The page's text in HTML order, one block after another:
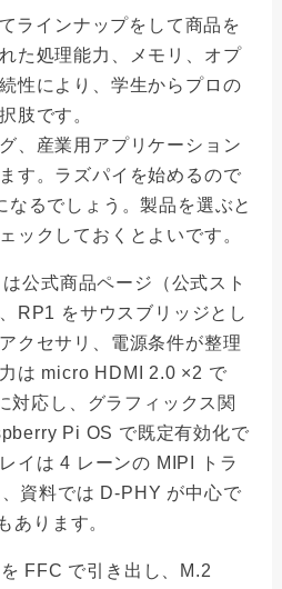
ラインナップをして商品を
た処理能力、メモリ、オプ
性により、学生からプロの
肢です。
、産業用アプリケーション
す。ラズパイを始めるので
なるでしょう。製品を選ぶと
ックしておくとよいです。
公式商品ページ（公式スト
RP1 をサウスブリッジとし
クセサリ、電源条件が整理
は micro HDMI 2.0 ×2 で
対応し、グラフィックス関
Pi OS で既定有効化で
イは 4 レーンの MIPI トラ
資料では D-PHY が中心で
あります。
FFC で引き出し、M.2